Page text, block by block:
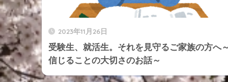
2023年11月26日
受験生、就活生。それを見守るご家族の方へ
信じることの大切さのお話～